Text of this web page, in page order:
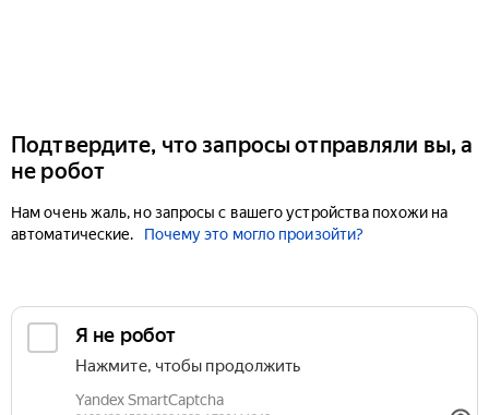
Подтвердите, что запросы отправляли вы, а
не робот
Нам очень жаль, но запросы с вашего устройства похожи на
автоматические.
Почему это могло произойти?